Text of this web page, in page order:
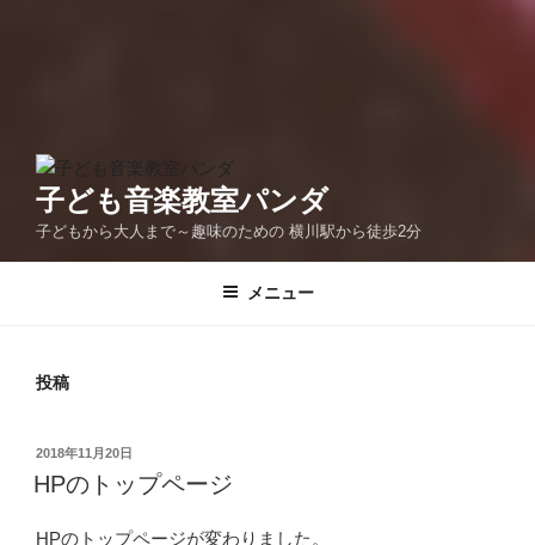
子ども音楽教室パンダ
子どもから大人まで～趣味のための 横川駅から徒歩2分
メニュー
投稿
投
稿
日:
2018年11月20日
HPのトップページ
HPのトップページが変わりました。